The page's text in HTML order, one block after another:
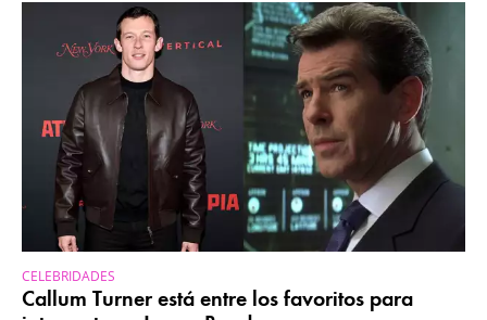
CELEBRIDADES
Callum Turner está entre los favoritos para